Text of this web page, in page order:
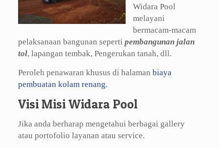
Widara Pool
melayani
bermacam-macam
pelaksanaan bangunan seperti pembangunan jalan
tol, lapangan tembak, Pengerukan tanah, dll.
Peroleh penawaran khusus di halaman biaya
pembuatan kolam renang.
Visi Misi Widara Pool
Jika anda berharap mengetahui berbagai gallery
atau portofolio layanan atau service.